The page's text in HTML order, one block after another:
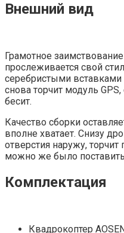
Внешний вид
Грамотное
прослеживается свой
серебристыми вставками
снова торчит модуль GPS,
бесит.
Качество сборки
вполне хватает. Снизу
отверстия наружу,
можно же было
Комплектация
Квадрокоптер